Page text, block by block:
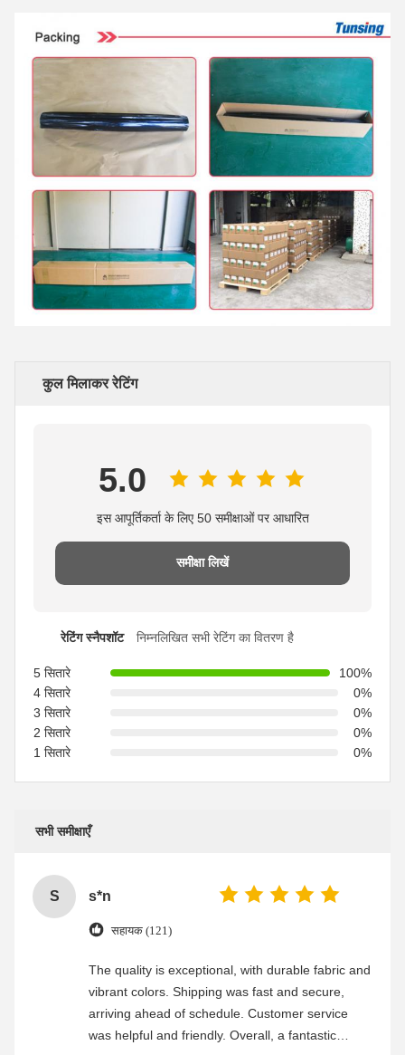
कुल मिलाकर रेटिंग
5.0
इस आपूर्तिकर्ता के लिए 50 समीक्षाओं पर आधारित
समीक्षा लिखें
रेटिंग स्नैपशॉट निम्नलिखित सभी रेटिंग का वितरण है
5 सितारे
100%
4 सितारे
0%
3 सितारे
0%
2 सितारे
0%
1 सितारे
0%
सभी समीक्षाएँ
S s*n
सहायक (121)
The quality is exceptional, with durable fabric and
vibrant colors. Shipping was fast and secure,
arriving ahead of schedule. Customer service
was helpful and friendly. Overall, a fantastic